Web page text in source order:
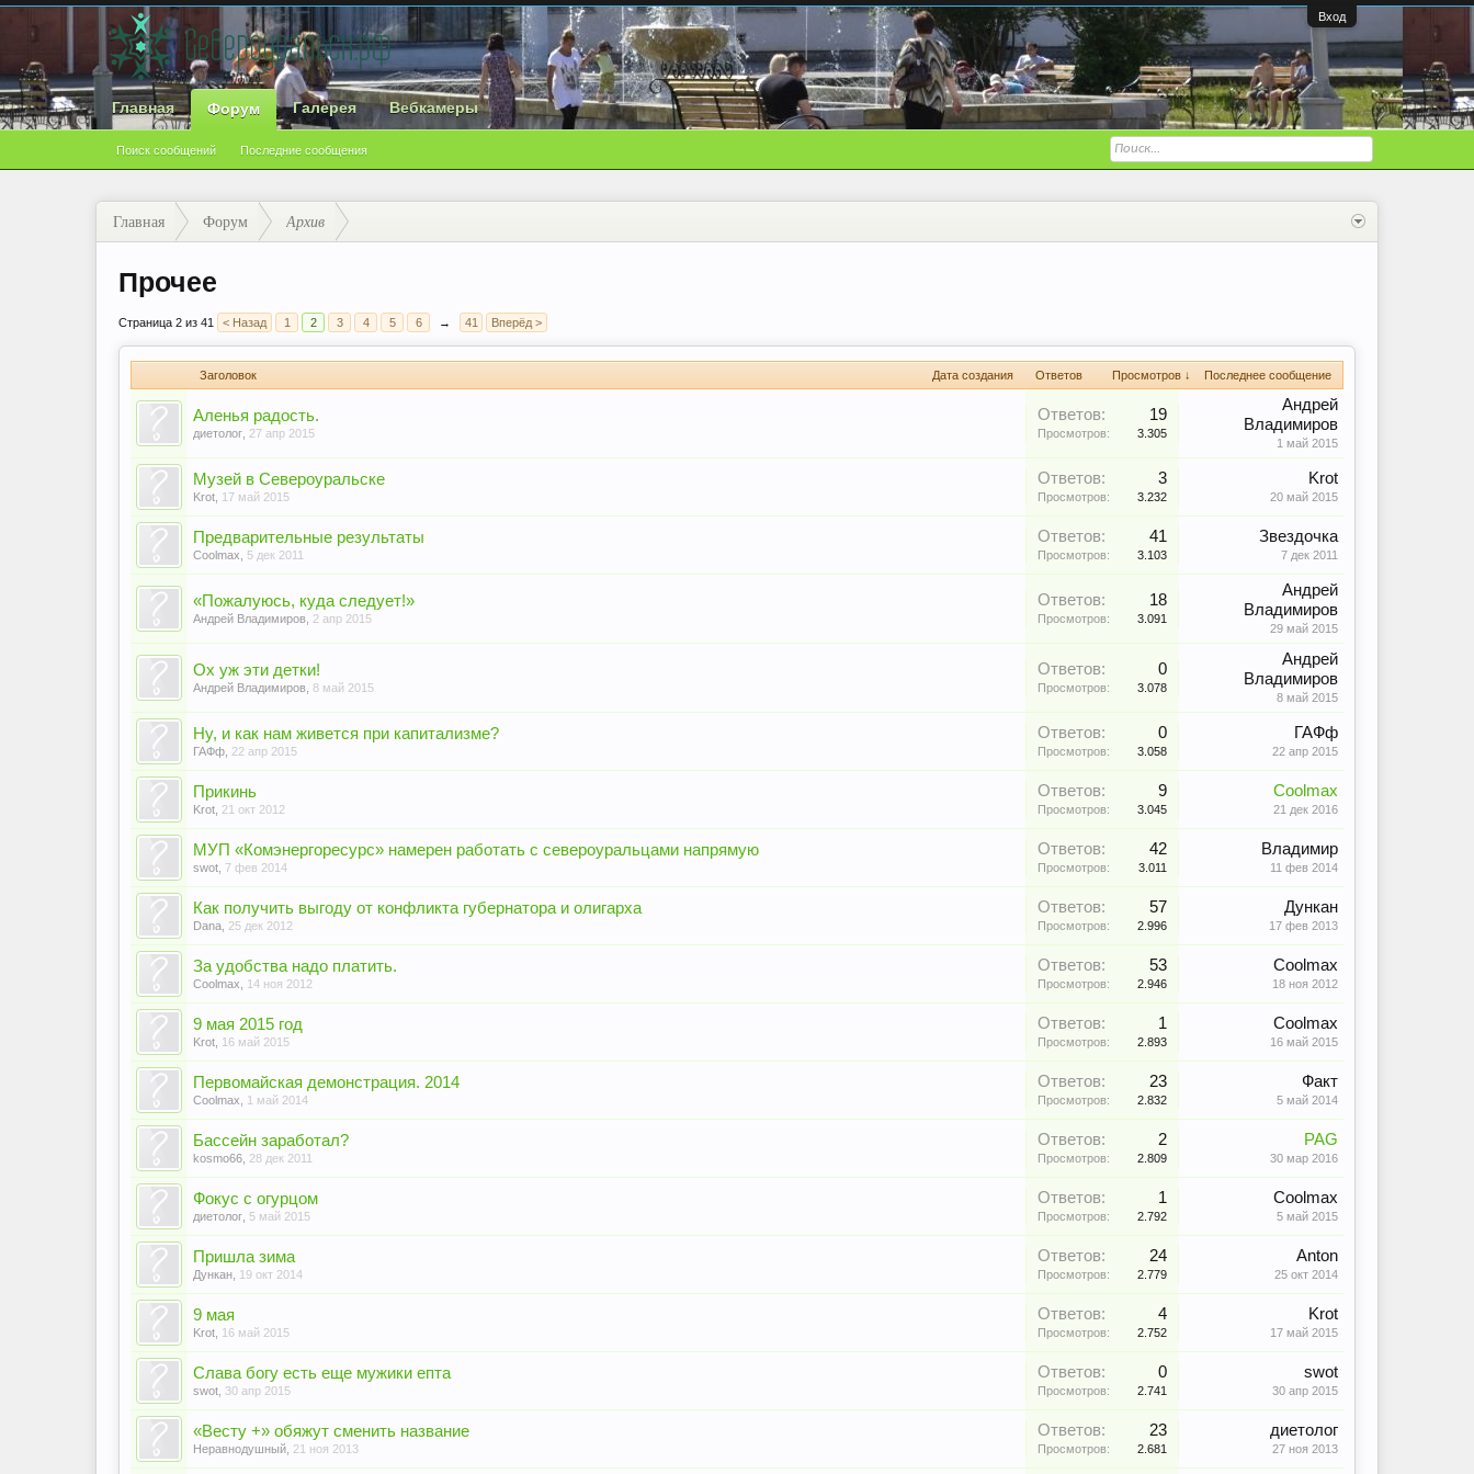
Вход
Главная Форум
Поиск сообщений Последние сообщения
Галерея Вебкамеры
Главная Форум Архив
Прочее
Страница 2 из 41 < Назад 1 2 3 4 5 6 → 41 Вперёд >
Заголовок Дата создания Ответов Просмотров ↓ Последнее сообщение
Аленья радость.
диетолог 27 апр 2015
Ответов: 19
Просмотров: 3.305
Андрей
Владимиров
1 май 2015
Музей в Североуральске
Krot 17 май 2015
Ответов: 3
Просмотров: 3.232
Krot
20 май 2015
Предварительные результаты
Coolmax 5 дек 2011
Ответов: 41
Просмотров: 3.103
Звездочка
7 дек 2011
«Пожалуюсь, куда следует!»
Андрей Владимиров 2 апр 2015
Ответов: 18
Просмотров: 3.091
Андрей
Владимиров
29 май 2015
Ох уж эти детки!
Андрей Владимиров 8 май 2015
Ответов: 0
Просмотров: 3.078
Андрей
Владимиров
8 май 2015
Ну, и как нам живется при капитализме?
ГАФф 22 апр 2015
Ответов: 0
Просмотров: 3.058
ГАФф
22 апр 2015
Прикинь
Krot 21 окт 2012
Ответов: 9
Просмотров: 3.045
Coolmax
21 дек 2016
МУП «Комэнергоресурс» намерен работать с североуральцами напрямую
swot 7 фев 2014
Ответов: 42
Просмотров: 3.011
Владимир
11 фев 2014
Как получить выгоду от конфликта губернатора и олигарха
Dana 25 дек 2012
Ответов: 57
Просмотров: 2.996
Дункан
17 фев 2013
За удобства надо платить.
Coolmax 14 ноя 2012
Ответов: 53
Просмотров: 2.946
Coolmax
18 ноя 2012
9 мая 2015 год
Krot 16 май 2015
Ответов: 1
Просмотров: 2.893
Coolmax
16 май 2015
Первомайская демонстрация. 2014
Coolmax 1 май 2014
Ответов: 23
Просмотров: 2.832
Факт
5 май 2014
Бассейн заработал?
kosmo66 28 дек 2011
Ответов: 2
Просмотров: 2.809
PAG
30 мар 2016
Фокус с огурцом
диетолог 5 май 2015
Ответов: 1
Просмотров: 2.792
Coolmax
5 май 2015
Пришла зима
Дункан 19 окт 2014
Ответов: 24
Просмотров: 2.779
Anton
25 окт 2014
9 мая
Krot 16 май 2015
Ответов: 4
Просмотров: 2.752
Krot
17 май 2015
Слава богу есть еще мужики епта
swot 30 апр 2015
Ответов: 0
Просмотров: 2.741
swot
30 апр 2015
«Весту +» обяжут сменить название
Неравнодушный 21 ноя 2013
Ответов: 23
Просмотров: 2.681
диетолог
27 ноя 2013